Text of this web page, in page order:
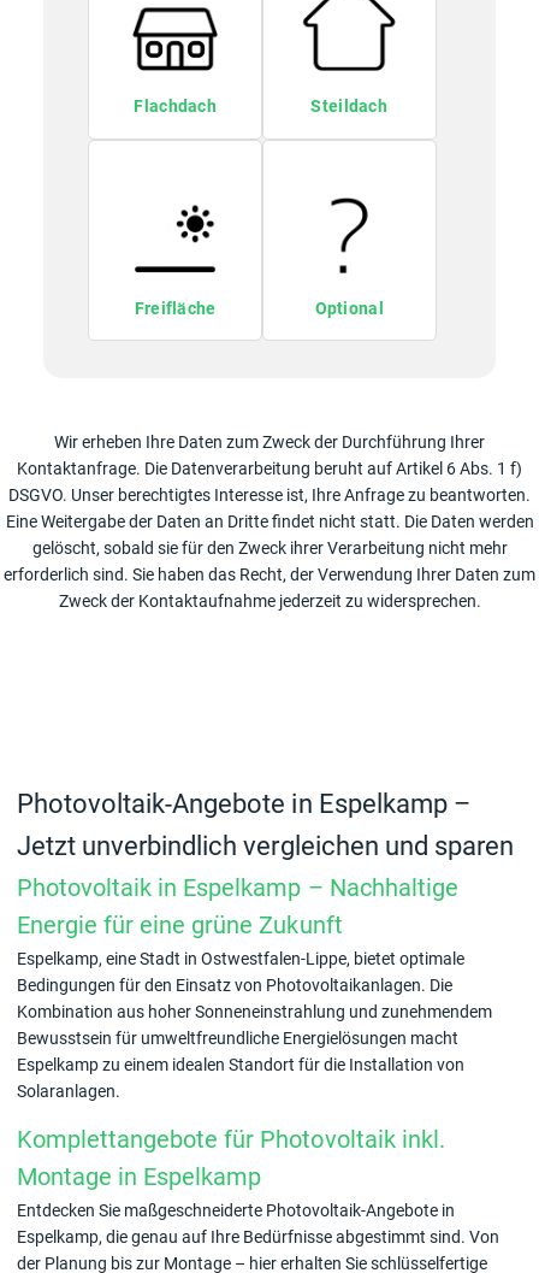
Flachdach Steildach
Freifläche Optional
Wir erheben Ihre Daten zum Zweck der Durchführung Ihrer
Kontaktanfrage. Die Datenverarbeitung beruht auf Artikel 6 Abs. 1 f)
DSGVO. Unser berechtigtes Interesse ist, Ihre Anfrage zu beantworten.
Eine Weitergabe der Daten an Dritte findet nicht statt. Die Daten werden
gelöscht, sobald sie für den Zweck ihrer Verarbeitung nicht mehr
erforderlich sind. Sie haben das Recht, der Verwendung Ihrer Daten zum
Zweck der Kontaktaufnahme jederzeit zu widersprechen.
Photovoltaik-Angebote in Espelkamp –
Jetzt unverbindlich vergleichen und sparen
Photovoltaik in Espelkamp – Nachhaltige
Energie für eine grüne Zukunft
Espelkamp, eine Stadt in Ostwestfalen-Lippe, bietet optimale
Bedingungen für den Einsatz von Photovoltaikanlagen. Die
Kombination aus hoher Sonneneinstrahlung und zunehmendem
Bewusstsein für umweltfreundliche Energielösungen macht
Espelkamp zu einem idealen Standort für die Installation von
Solaranlagen.
Komplettangebote für Photovoltaik inkl.
Montage in Espelkamp
Entdecken Sie maßgeschneiderte Photovoltaik-Angebote in
Espelkamp, die genau auf Ihre Bedürfnisse abgestimmt sind. Von
der Planung bis zur Montage – hier erhalten Sie schlüsselfertige